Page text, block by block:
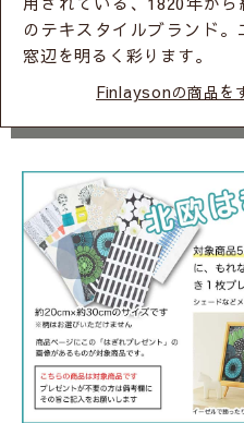
のテキスタイルブランド
窓辺を明るく彩ります。
Finlaysonの商品